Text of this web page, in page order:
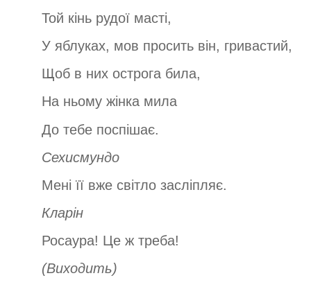
Той кінь рудої масті,
У яблуках, мов просить він, гривастий,
Щоб в них острога била,
На ньому жінка мила
До тебе поспішає.
Сехисмундо
Мені її вже світло засліпляє.
Кларін
Росаура! Це ж треба!
(Виходить)